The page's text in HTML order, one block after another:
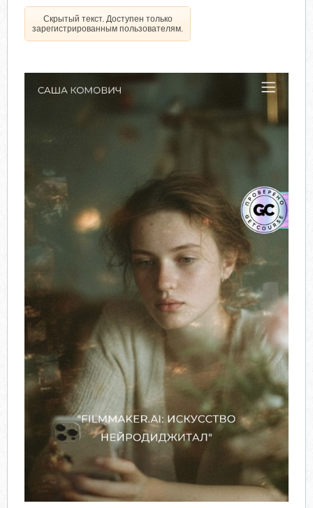
Скрытый текст. Доступен только
зарегистрированным пользователям.